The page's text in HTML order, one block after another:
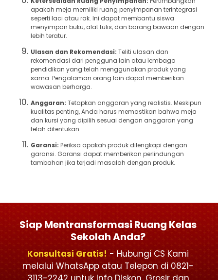
apakah meja memiliki ruang penyimpanan terintegrasi
seperti laci atau rak. Ini dapat membantu siswa
menyimpan buku, alat tulis, dan barang bawaan dengan
lebih teratur.
Ulasan dan Rekomendasi: Teliti ulasan dan
rekomendasi dari pengguna lain atau lembaga
pendidikan yang telah menggunakan produk yang
sama. Pengalaman orang lain dapat memberikan
wawasan berharga.
Anggaran: Tetapkan anggaran yang realistis. Meskipun
kualitas penting, Anda harus memastikan bahwa meja
dan kursi yang dipilih sesuai dengan anggaran yang
telah ditentukan.
Garansi: Periksa apakah produk dilengkapi dengan
garansi. Garansi dapat memberikan perlindungan
tambahan jika terjadi masalah dengan produk.
Siap Mentransformasi Ruang Kelas
Sekolah Anda?
Konsultasi Gratis! - Hubungi CS Kami
melalui WhatsApp atau Telepon di 0821-